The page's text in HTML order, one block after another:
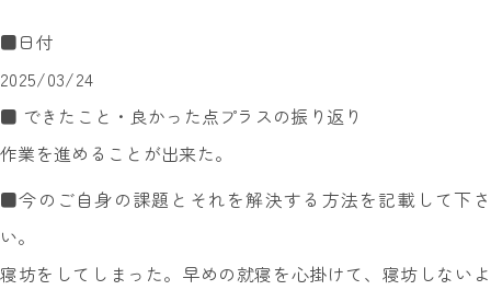
■日付
2025/03/24
■ できたこと・良かった点プラスの振り返り
作業を進めることが出来た。
■今のご自身の課題とそれを解決する方法を記載して下さ
い。
寝坊をしてしまった。早めの就寝を心掛けて、寝坊しないよ